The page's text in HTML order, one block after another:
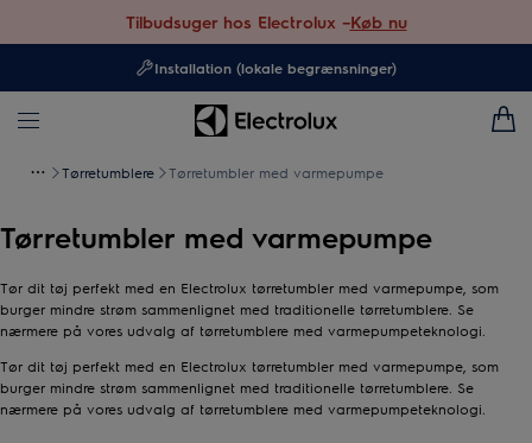
Tilbudsuger hos Electrolux –Køb nu
Installation (lokale begrænsninger)
Tørretumblere Tørretumbler med varmepumpe
Tørretumbler med varmepumpe
Tør dit tøj perfekt med en Electrolux tørretumbler med varmepumpe, som
burger mindre strøm sammenlignet med traditionelle tørretumblere. Se
nærmere på vores udvalg af tørretumblere med varmepumpeteknologi.
Tør dit tøj perfekt med en Electrolux tørretumbler med varmepumpe, som
burger mindre strøm sammenlignet med traditionelle tørretumblere. Se
nærmere på vores udvalg af tørretumblere med varmepumpeteknologi.